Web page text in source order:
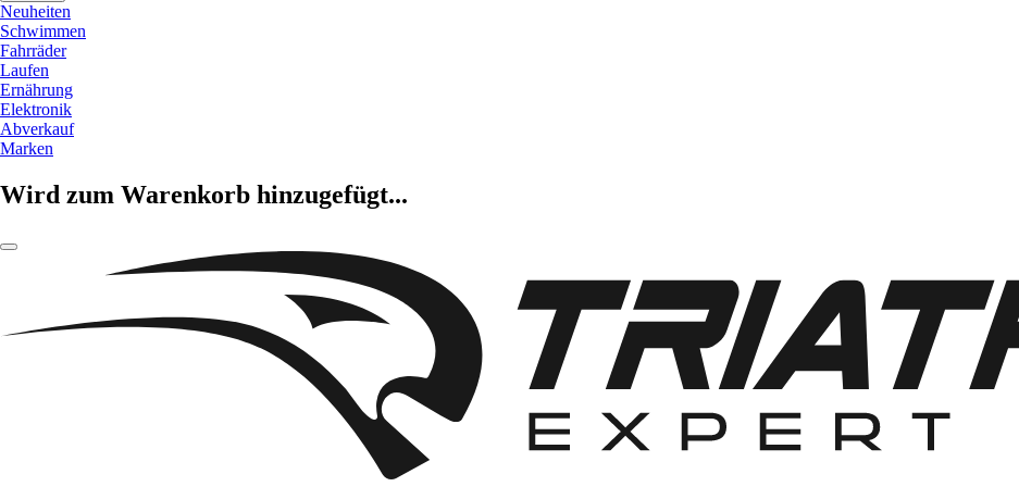
Neuheiten
Schwimmen
Fahrräder
Laufen
Ernährung
Elektronik
Abverkauf
Marken
Wird zum Warenkorb hinzugefügt...